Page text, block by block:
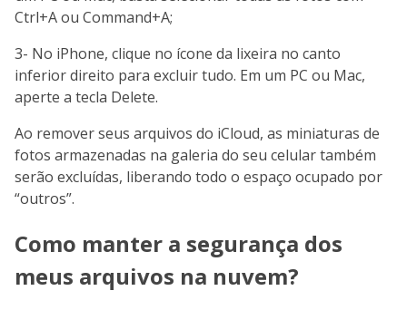
Ctrl+A ou Command+A;
3- No iPhone, clique no ícone da lixeira no canto
inferior direito para excluir tudo. Em um PC ou Mac,
aperte a tecla Delete.
Ao remover seus arquivos do iCloud, as miniaturas de
fotos armazenadas na galeria do seu celular também
serão excluídas, liberando todo o espaço ocupado por
“outros”.
Como manter a segurança dos
meus arquivos na nuvem?